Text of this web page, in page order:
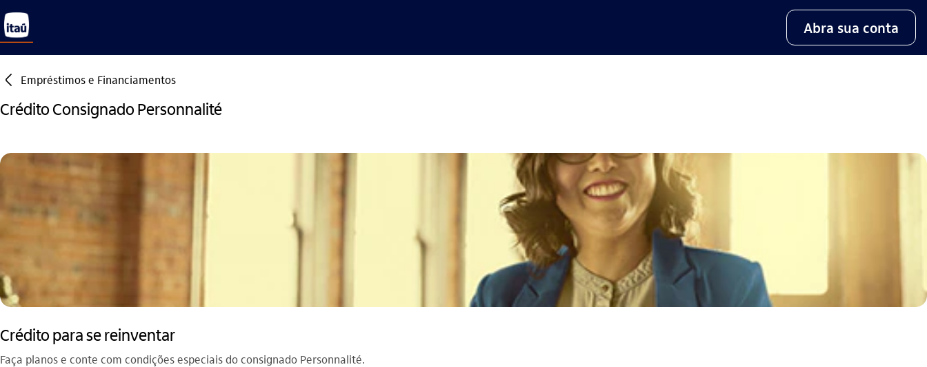
Abra sua conta
seta_esquerda Empréstimos e Financiamentos
Crédito Consignado Personnalité
Crédito para se reinventar
Faça planos e conte com condições especiais do consignado Personnalité.